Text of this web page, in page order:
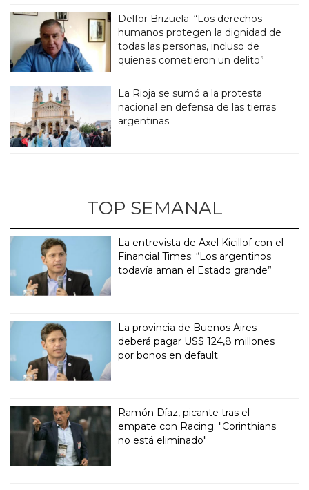
Delfor Brizuela: “Los derechos
humanos protegen la dignidad de
todas las personas, incluso de
quienes cometieron un delito”
La Rioja se sumó a la protesta
nacional en defensa de las tierras
argentinas
TOP SEMANAL
La entrevista de Axel Kicillof con el
Financial Times: “Los argentinos
todavía aman el Estado grande”
La provincia de Buenos Aires
deberá pagar US$ 124,8 millones
por bonos en default
Ramón Díaz, picante tras el
empate con Racing: "Corinthians
no está eliminado"